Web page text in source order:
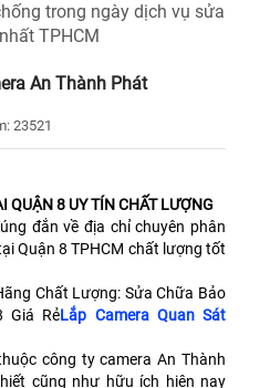
trong ngày dịch vụ sửa
TPHCM
An Thành Phát
23521
QUẬN 8 UY TÍN CHẤT LƯỢNG
đắn về địa chỉ chuyên phân
Quận 8 TPHCM chất lượng tốt
Chất Lượng: Sửa Chữa Bảo
Giá RẻLắp Camera Quan Sát
công ty camera An Thành
cũng như hữu ích hiện nay